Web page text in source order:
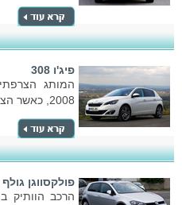
פיג'ו 308
המותג
2008, כאשר הציג את הדור הראשון.
פולקסווגן גולף
הרכב הוותיק